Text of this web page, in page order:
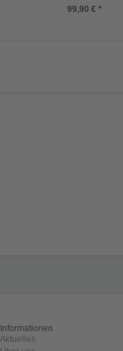
99,90 € *
Informationen
Aktuelles